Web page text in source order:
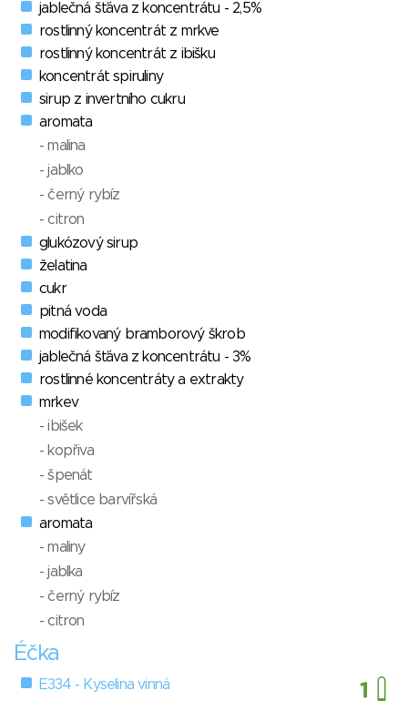
jablečná šťáva z koncentrátu - 2,5%
rostlinný koncentrát z mrkve
rostlinný koncentrát z ibišku
koncentrát spiruliny
sirup z invertního cukru
aromata
- malina
- jablko
- černý rybíz
- citron
glukózový sirup
želatina
cukr
pitná voda
modifikovaný bramborový škrob
jablečná šťáva z koncentrátu - 3%
rostlinné koncentráty a extrakty
mrkev
- ibišek
- kopřiva
- špenát
- světlice barvířská
aromata
- maliny
- jablka
- černý rybíz
- citron
Éčka
E334 - Kyselina vinná